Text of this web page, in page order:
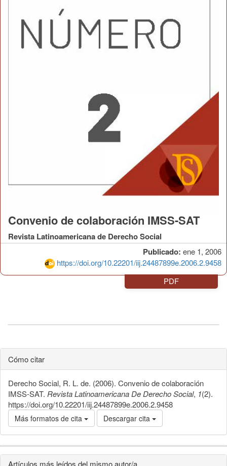
Publicado: ene 1, 2006
https://doi.org/10.22201/iij.24487899e.2006.2.9458
Convenio de colaboración IMSS-SAT
Revista Latinoamericana de Derecho Social
PDF
Cómo citar
Derecho Social, R. L. de. (2006). Convenio de colaboración
IMSS-SAT. Revista Latinoamericana De Derecho Social, 1(2).
https://doi.org/10.22201/iij.24487899e.2006.2.9458
Más formatos de cita Descargar cita
Artículos más leídos del mismo autor/a